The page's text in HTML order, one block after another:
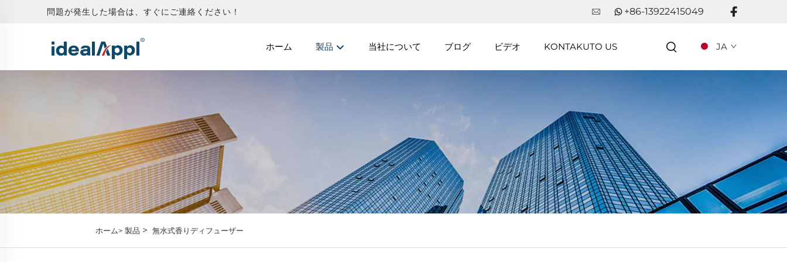
問題が発生した場合は、すぐにご連絡ください！ +86-13922415049
ホーム 製品 当社について ブログ ビデオ KONTAKUTO US JA
ホーム> 製品 > 無水式香りディフューザー